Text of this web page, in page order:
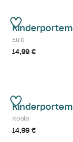
Eule
14,99 €
Koala
14,99 €